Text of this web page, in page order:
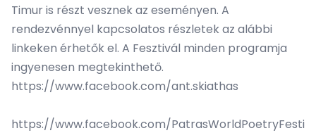
Timur is részt vesznek az eseményen. A
rendezvénnyel kapcsolatos részletek az alábbi
linkeken érhetők el. A Fesztivál minden programja
ingyenesen megtekinthető.
https://www.facebook.com/ant.skiathas
https://www.facebook.com/PatrasWorldPoetryFesti